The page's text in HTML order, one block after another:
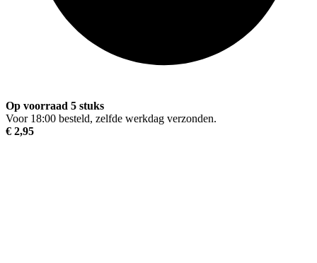
Op voorraad 5 stuks
Voor 18:00 besteld, zelfde werkdag verzonden.
€ 2,95